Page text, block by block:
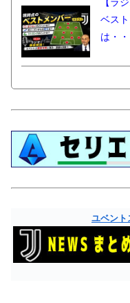
ベス
は・・
ユベント